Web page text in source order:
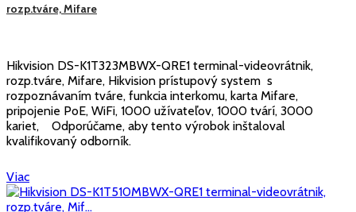
rozp.tváre, Mifare
Hikvision DS-K1T323MBWX-QRE1 terminal-videovrátnik,
rozp.tváre, Mifare, Hikvision prístupový system s
rozpoznávaním tváre, funkcia interkomu, karta Mifare,
pripojenie PoE, WiFi, 1000 užívateľov, 1000 tvárí, 3000
kariet, Odporúčame, aby tento výrobok inštaloval
kvalifikovaný odborník.
Viac